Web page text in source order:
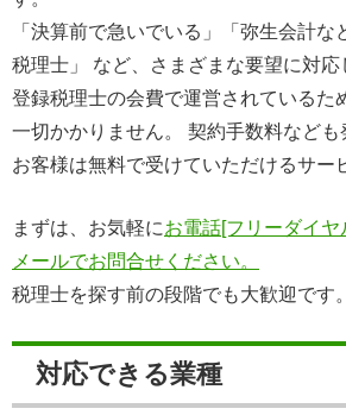
「決算前で急いでいる」「弥生会計な
税理士」 など、さまざまな要望に対応
登録税理士の会費で運営されているた
一切かかりません。 契約手数料なども
お客様は無料で受けていただけるサー
まずは、お気軽にお電話[フリーダイ
メールでお問合せください。
税理士を探す前の段階でも大歓迎です。
対応できる業種